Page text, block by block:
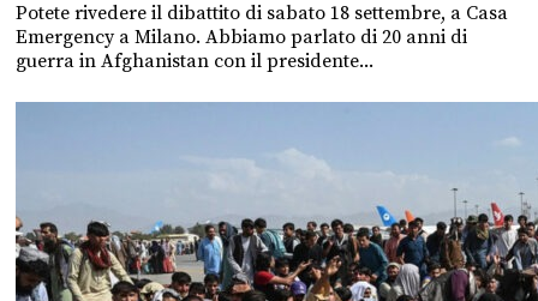
Potete rivedere il dibattito di sabato 18 settembre, a Casa
Emergency a Milano. Abbiamo parlato di 20 anni di
guerra in Afghanistan con il presidente...